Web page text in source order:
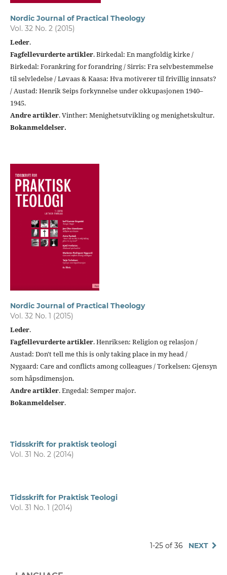
Nordic Journal of Practical Theology
Vol. 32 No. 2 (2015)
Leder.
Fagfellevurderte artikler. Birkedal: En mangfoldig kirke /
Birkedal: Forankring for forandring / Sirris: Fra selvbestemmelse
til selvledelse / Løvaas & Kaasa: Hva motiverer til frivillig innsats?
/ Austad: Henrik Seips forkynnelse under okkupasjonen 1940–
1945.
Andre artikler. Vinther: Menighetsutvikling og menighetskultur.
Bokanmeldelser.
Nordic Journal of Practical Theology
Vol. 32 No. 1 (2015)
Leder.
Fagfellevurderte artikler. Henriksen: Religion og relasjon /
Austad: Don't tell me this is only taking place in my head /
Nygaard: Care and conflicts among colleagues / Torkelsen: Gjensyn
som håpsdimensjon.
Andre artikler. Engedal: Semper major.
Bokanmeldelser.
Tidsskrift for praktisk teologi
Vol. 31 No. 2 (2014)
Tidsskrift for Praktisk Teologi
Vol. 31 No. 1 (2014)
1-25 of 36 NEXT